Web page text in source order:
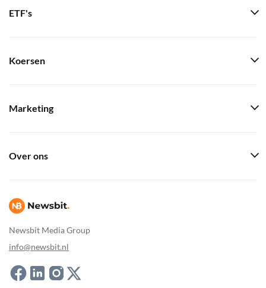
Newsbit Media Group
info@newsbit.nl
ETF's
Koersen
Marketing
Over ons